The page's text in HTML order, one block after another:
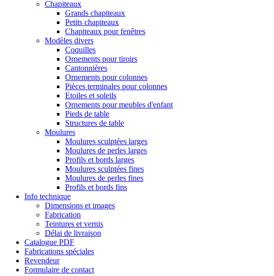
Chapiteaux
Grands chapiteaux
Petits chapiteaux
Chapiteaux pour fenêtres
Modèles divers
Coquilles
Ornements pour tiroirs
Cantonnières
Ornements pour colonnes
Pièces terminales pour colonnes
Etoiles et soleils
Ornements pour meubles d'enfant
Pieds de table
Structures de table
Moulures
Moulures sculptées larges
Moulures de perles larges
Profils et bords larges
Moulures sculptées fines
Moulures de perles fines
Profils et bords fins
Info technique
Dimensions et images
Fabrication
Teintures et vernis
Délai de livraison
Catalogue PDF
Fabrications spéciales
Revendeur
Formulaire de contact